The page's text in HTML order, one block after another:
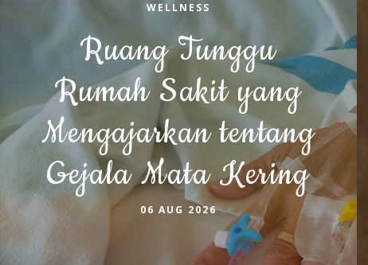
WELLNESS
Ruang Tunggu
Rumah Sakit yang
Mengajarkan tentang
Gejala Mata Kering
06 AUG 2026